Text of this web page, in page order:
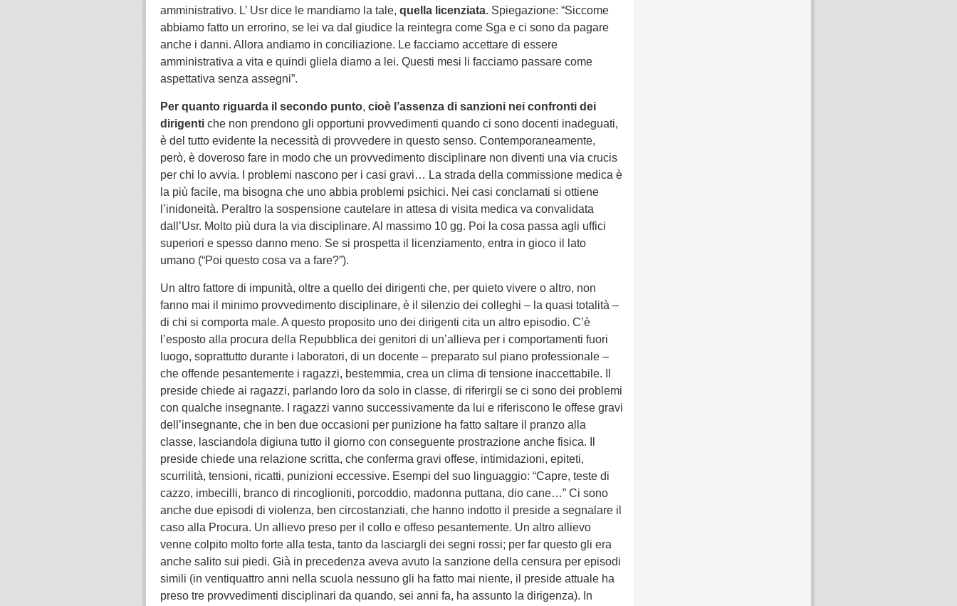
amministrativo. L’ Usr dice le mandiamo la tale, quella licenziata. Spiegazione: “Siccome
abbiamo fatto un errorino, se lei va dal giudice la reintegra come Sga e ci sono da pagare
anche i danni. Allora andiamo in conciliazione. Le facciamo accettare di essere
amministrativa a vita e quindi gliela diamo a lei. Questi mesi li facciamo passare come
aspettativa senza assegni”.
Per quanto riguarda il secondo punto, cioè l’assenza di sanzioni nei confronti dei
dirigenti che non prendono gli opportuni provvedimenti quando ci sono docenti inadeguati,
è del tutto evidente la necessità di provvedere in questo senso. Contemporaneamente,
però, è doveroso fare in modo che un provvedimento disciplinare non diventi una via crucis
per chi lo avvia. I problemi nascono per i casi gravi… La strada della commissione medica è
la più facile, ma bisogna che uno abbia problemi psichici. Nei casi conclamati si ottiene
l’inidoneità. Peraltro la sospensione cautelare in attesa di visita medica va convalidata
dall’Usr. Molto più dura la via disciplinare. Al massimo 10 gg. Poi la cosa passa agli uffici
superiori e spesso danno meno. Se si prospetta il licenziamento, entra in gioco il lato
umano (“Poi questo cosa va a fare?”).
Un altro fattore di impunità, oltre a quello dei dirigenti che, per quieto vivere o altro, non
fanno mai il minimo provvedimento disciplinare, è il silenzio dei colleghi – la quasi totalità –
di chi si comporta male. A questo proposito uno dei dirigenti cita un altro episodio. C’è
l’esposto alla procura della Repubblica dei genitori di un’allieva per i comportamenti fuori
luogo, soprattutto durante i laboratori, di un docente – preparato sul piano professionale –
che offende pesantemente i ragazzi, bestemmia, crea un clima di tensione inaccettabile. Il
preside chiede ai ragazzi, parlando loro da solo in classe, di riferirgli se ci sono dei problemi
con qualche insegnante. I ragazzi vanno successivamente da lui e riferiscono le offese gravi
dell’insegnante, che in ben due occasioni per punizione ha fatto saltare il pranzo alla
classe, lasciandola digiuna tutto il giorno con conseguente prostrazione anche fisica. Il
preside chiede una relazione scritta, che conferma gravi offese, intimidazioni, epiteti,
scurrilità, tensioni, ricatti, punizioni eccessive. Esempi del suo linguaggio: “Capre, teste di
cazzo, imbecilli, branco di rincoglioniti, porcoddio, madonna puttana, dio cane…” Ci sono
anche due episodi di violenza, ben circostanziati, che hanno indotto il preside a segnalare il
caso alla Procura. Un allievo preso per il collo e offeso pesantemente. Un altro allievo
venne colpito molto forte alla testa, tanto da lasciargli dei segni rossi; per far questo gli era
anche salito sui piedi. Già in precedenza aveva avuto la sanzione della censura per episodi
simili (in ventiquattro anni nella scuola nessuno gli ha fatto mai niente, il preside attuale ha
preso tre provvedimenti disciplinari da quando, sei anni fa, ha assunto la dirigenza). In